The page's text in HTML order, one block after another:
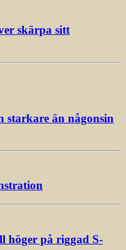
skärpa sitt
starkare än någonsin
höger på riggad S-